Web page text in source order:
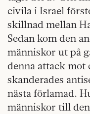
civila i Israel
skillnad mellan
Sedan kom den
människor ut på
denna attack mot
skanderades
nästa förlamad.
människor till